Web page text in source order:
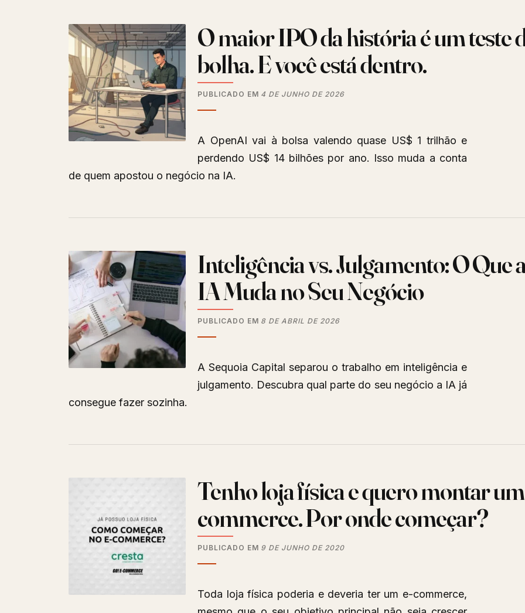
O maior IPO da história é um teste
bolha. E você está dentro.
PUBLICADO EM 4 DE JUNHO DE 2026
A OpenAI vai à bolsa valendo quase US$ 1 trilhão e
perdendo US$ 14 bilhões por ano. Isso muda a conta
de quem apostou o negócio na IA.
Inteligência vs. Julgamento: O Que
IA Muda no Seu Negócio
PUBLICADO EM 8 DE ABRIL DE 2026
A Sequoia Capital separou o trabalho em inteligência e
julgamento. Descubra qual parte do seu negócio a IA já
consegue fazer sozinha.
Tenho loja física e quero montar
commerce. Por onde começar?
PUBLICADO EM 9 DE JUNHO DE 2020
Toda loja física poderia e deveria ter um e-commerce,